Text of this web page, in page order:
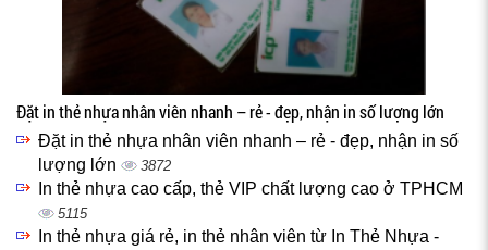
Đặt in thẻ nhựa nhân viên nhanh – rẻ - đẹp, nhận in số lượng lớn
Đặt in thẻ nhựa nhân viên nhanh – rẻ - đẹp, nhận in số
lượng lớn
3872
In thẻ nhựa cao cấp, thẻ VIP chất lượng cao ở TPHCM
5115
In thẻ nhựa giá rẻ, in thẻ nhân viên từ In Thẻ Nhựa -